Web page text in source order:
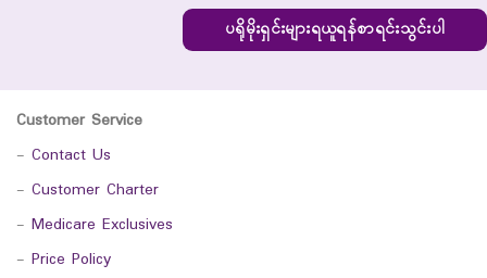
ပရိုမိုးရှင်းများရယူရန်စာရင်းသွင်းပါ
Customer Service
- Contact Us
- Customer Charter
- Medicare Exclusives
- Price Policy